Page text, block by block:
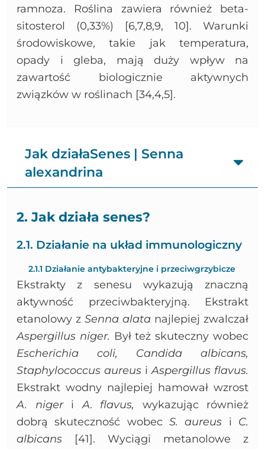
ramnoza. Roślina zawiera również beta-
sitosterol (0,33%) [6,7,8,9, 10]. Warunki
środowiskowe, takie jak temperatura,
opady i gleba, mają duży wpływ na
zawartość biologicznie aktywnych
związków w roślinach [34,4,5].
Jak działaSenes | Senna
alexandrina
2. Jak działa senes?
2.1. Działanie na układ immunologiczny
2.1.1 Działanie antybakteryjne i przeciwgrzybicze
Ekstrakty z senesu wykazują znaczną
aktywność przeciwbakteryjną. Ekstrakt
etanolowy z Senna alata najlepiej zwalczał
Aspergillus niger. Był też skuteczny wobec
Escherichia coli, Candida albicans,
Staphylococcus aureus i Aspergillus flavus.
Ekstrakt wodny najlepiej hamował wzrost
A. nigeri A. flavus, wykazując również
dobrą skuteczność wobec S. aureus i C.
albicans [41]. Wyciągi metanolowe z